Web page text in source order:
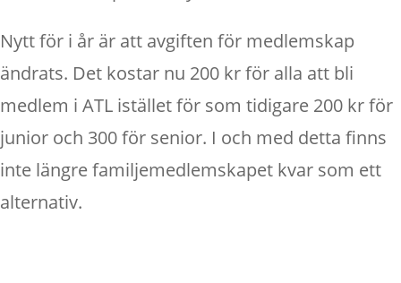
Nytt för i år är att avgiften för medlemskap
ändrats. Det kostar nu 200 kr för alla att bli
medlem i ATL istället för som tidigare 200 kr för
junior och 300 för senior. I och med detta finns
inte längre familjemedlemskapet kvar som ett
alternativ.